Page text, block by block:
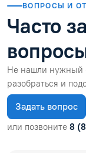
ВОПРОСЫ И
Часто
Не нашли нужный
разобраться и
Задать вопрос
или позвоните 8